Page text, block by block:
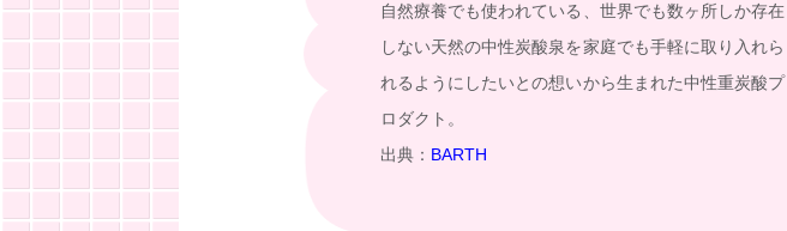
自然療養でも使われている、世界でも数ヶ所しか存在
しない天然の中性炭酸泉を家庭でも手軽に取り入れら
れるようにしたいとの想いから生まれた中性重炭酸プ
ロダクト。
出典： BARTH